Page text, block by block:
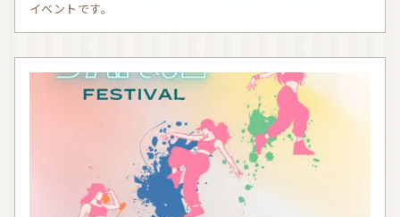
アロマディフューザー
アロマサプリメント 基材 アロマ蒸留所への旅
アロマ教室（ワークショップ） アロマサロン
全ての商品
イベントです。